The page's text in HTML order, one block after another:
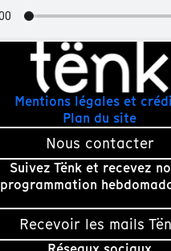
Mentions légales et
Plan du site
Nous contacter
Suivez Tënk et recevez
programmation
Recevoir les mails